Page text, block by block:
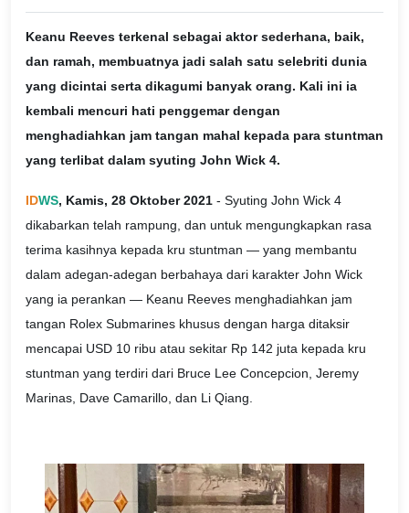
Keanu Reeves terkenal sebagai aktor sederhana, baik,
dan ramah, membuatnya jadi salah satu selebriti dunia
yang dicintai serta dikagumi banyak orang. Kali ini ia
kembali mencuri hati penggemar dengan
menghadiahkan jam tangan mahal kepada para stuntman
yang terlibat dalam syuting John Wick 4.
IDWS, Kamis, 28 Oktober 2021 - Syuting John Wick 4
dikabarkan telah rampung, dan untuk mengungkapkan rasa
terima kasihnya kepada kru stuntman — yang membantu
dalam adegan-adegan berbahaya dari karakter John Wick
yang ia perankan — Keanu Reeves menghadiahkan jam
tangan Rolex Submarines khusus dengan harga ditaksir
mencapai USD 10 ribu atau sekitar Rp 142 juta kepada kru
stuntman yang terdiri dari Bruce Lee Concepcion, Jeremy
Marinas, Dave Camarillo, dan Li Qiang.